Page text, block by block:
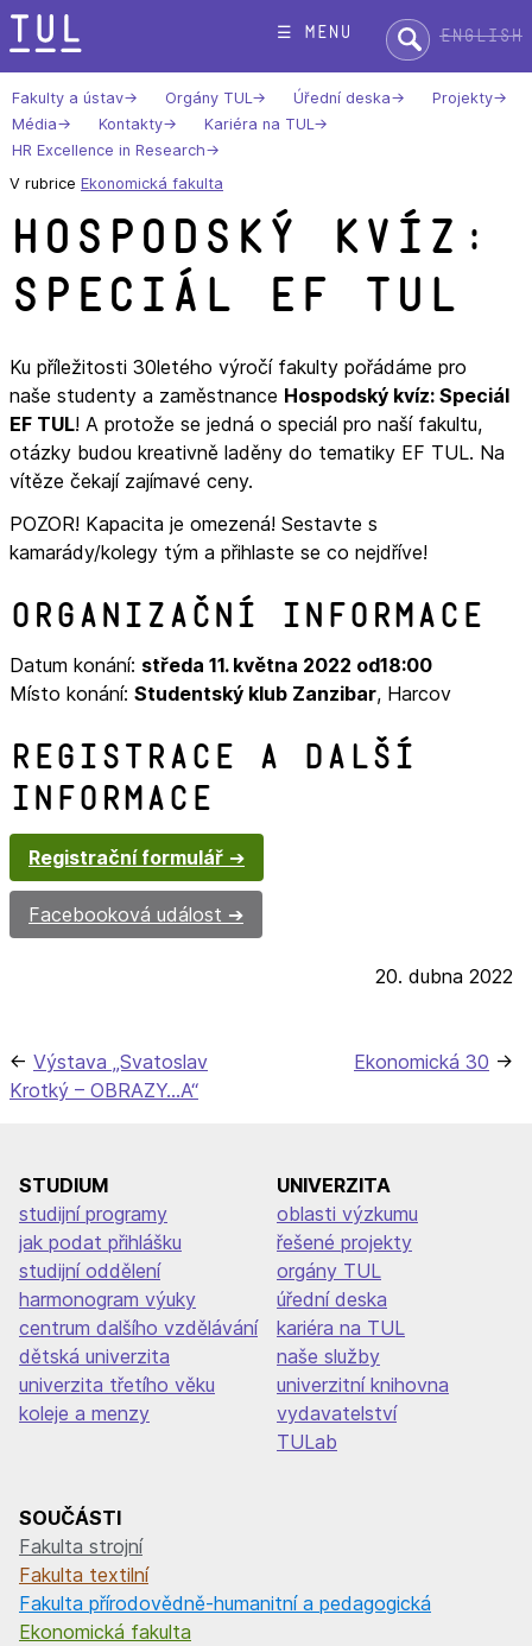
Přeskok
na
text
☰ menu Hledat:English
Fakulty a ústav Orgány TUL Úřední deska
Projekty
Média
Kontakty
Kariéra na TUL
HR Excellence in Research
V rubrice Ekonomická fakulta
Hospodský kvíz:
Speciál EF TUL
Ku příležitosti 30letého výročí fakulty pořádáme pro
naše studenty a zaměstnance Hospodský kvíz: Speciál
EF TUL! A protože se jedná o speciál pro naší fakultu,
otázky budou kreativně laděny do tematiky EF TUL. Na
vítěze čekají zajímavé ceny.
POZOR! Kapacita je omezená! Sestavte s
kamarády/kolegy tým a přihlaste se co nejdříve!
Organizační informace
Datum konání: středa 11. května 2022 od18:00
Místo konání: Studentský klub Zanzibar, Harcov
Registrace a další
informace
Registrační formulář
Facebooková událost
20. dubna 2022
Navigace
pro
Výstava „Svatoslav
Krotký – OBRAZY…A“
Ekonomická 30
STUDIUM
studijní programy
jak podat přihlášku
studijní oddělení
harmonogram výuky
centrum dalšího vzdělávání
dětská univerzita
univerzita třetího věku
koleje a menzy
UNIVERZITA
oblasti výzkumu
řešené projekty
orgány TUL
úřední deska
kariéra na TUL
naše služby
univerzitní knihovna
vydavatelství
TULab
SOUČÁSTI
Fakulta strojní
Fakulta textilní
Fakulta přírodovědně-humanitní a pedagogická
Ekonomická fakulta